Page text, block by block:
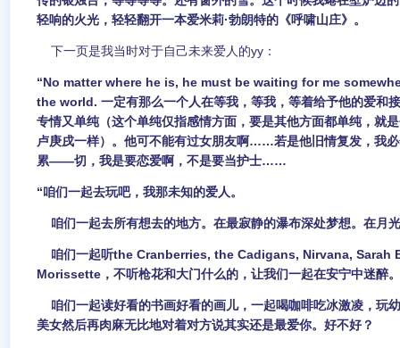
轻响的火光，轻轻翻开一本爱米莉·勃朗特的《呼啸山庄》。
下一页是我当时对于自己未来爱人的yy：
“No matter where he is, he must be waiting for me
the world. 一定有那么一个人在等我，等我，等着给予他的爱和
专情又单纯（这个单纯仅指感情方面，要是其他方面都单纯，就
卢庚戌一样）。他可不能有过女朋友啊……若是他旧情复发，我
累——切，我是要恋爱啊，不是要当护士……
“咱们一起去玩吧，我那未知的爱人。
咱们一起去所有想去的地方。在最寂静的瀑布深处梦想。在月
咱们一起听the Cranberries, the Cadigans, Nirvana, Sarah
Morissette，不听枪花和大门什么的，让我们一起在安宁中迷醉。
咱们一起读好看的书画好看的画儿，一起喝咖啡吃冰激凌，玩
美女然后再肉麻无比地对着对方说其实还是最爱你。好不好？